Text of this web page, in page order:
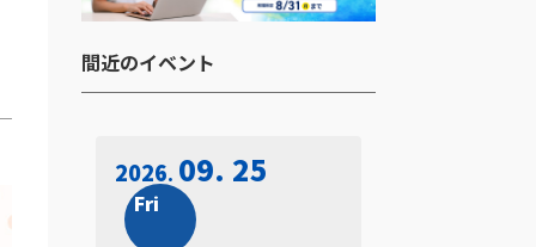
間近のイベント​
2026 09. 25
Fri